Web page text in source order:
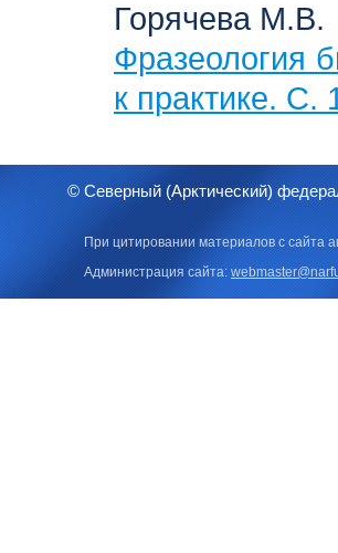
Горячева М.В.
Фразеология
к практике. С.
© Северный (Арктический)
При цитировании материалов с сайта
Администрация сайта: